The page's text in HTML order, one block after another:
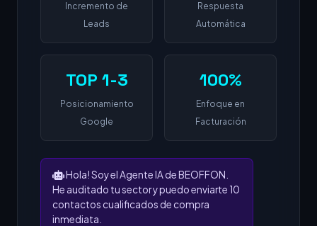
Incremento de
Leads
Respuesta
Automática
TOP 1-3
Posicionamiento
Google
100%
Enfoque en
Facturación
Hola! Soy el Agente IA de BEOFFON.
He auditado tu sector y puedo enviarte 10
contactos cualificados de compra
inmediata.